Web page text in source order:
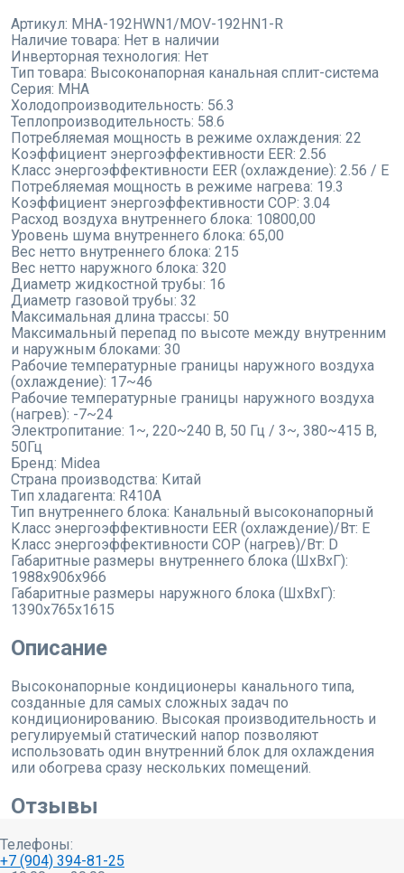
Артикул: MHA-192HWN1/MOV-192HN1-R
Наличие товара: Нет в наличии
Инверторная технология: Нет
Тип товара: Высоконапорная канальная сплит-система
Серия: MHA
Холодопроизводительность: 56.3
Теплопроизводительность: 58.6
Потребляемая мощность в режиме охлаждения: 22
Коэффициент энергоэффективности EER: 2.56
Класс энергоэффективности EER (охлаждение): 2.56 / E
Потребляемая мощность в режиме нагрева: 19.3
Коэффициент энергоэффективности COP: 3.04
Расход воздуха внутреннего блока: 10800,00
Уровень шума внутреннего блока: 65,00
Вес нетто внутреннего блока: 215
Вес нетто наружного блока: 320
Диаметр жидкостной трубы: 16
Диаметр газовой трубы: 32
Максимальная длина трассы: 50
Максимальный перепад по высоте между внутренним
и наружным блоками: 30
Рабочие температурные границы наружного воздуха
(охлаждение): 17~46
Рабочие температурные границы наружного воздуха
(нагрев): -7~24
Электропитание: 1~, 220~240 В, 50 Гц / 3~, 380~415 В,
50Гц
Бренд: Midea
Страна производства: Китай
Тип хладагента: R410A
Тип внутреннего блока: Канальный высоконапорный
Класс энергоэффективности EER (охлаждение)/Вт: E
Класс энергоэффективности COP (нагрев)/Вт: D
Габаритные размеры внутреннего блока (ШхВхГ):
1988x906x966
Габаритные размеры наружного блока (ШхВхГ):
1390x765x1615
Описание
Высоконапорные кондиционеры канального типа,
созданные для самых сложных задач по
кондиционированию. Высокая производительность и
регулируемый статический напор позволяют
использовать один внутренний блок для охлаждения
или обогрева сразу нескольких помещений.
Отзывы
Телефоны:
+7 (904) 394-81-25